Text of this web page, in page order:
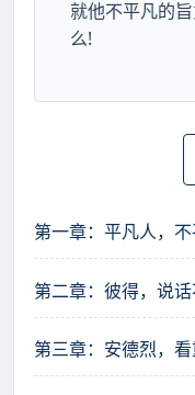
就他不平凡的
么!
第一章：平凡人，
第二章：彼得，说
第三章：安德烈，